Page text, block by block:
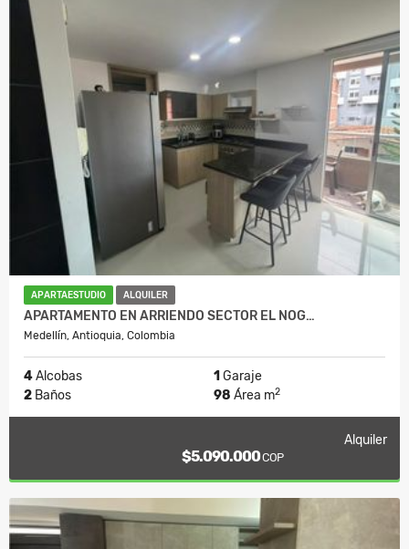
APARTAESTUDIO ALQUILER
APARTAMENTO EN ARRIENDO SECTOR EL NOG…
Medellín, Antioquia, Colombia
4Alcobas 1 Garaje
2 Baños 98 Área m2
Alquiler
$5.090.000COP